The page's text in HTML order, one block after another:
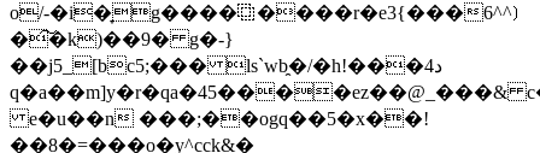
o/-�i�̞g����⿻����r�e3{���6^^⟯
�͠�k)��9� g�-}
��j5_[bc5;��� ls`wb̯�/�h!���د4
e�u��n ���;��ogq��5�x��!
��8�=���o�y^cck&�